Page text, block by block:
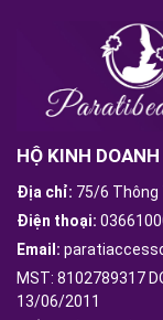
HỘ KINH
Địa chỉ: 75/6 Thông
Điện thoại:
Email:
MST: 8102789317
13/06/2011